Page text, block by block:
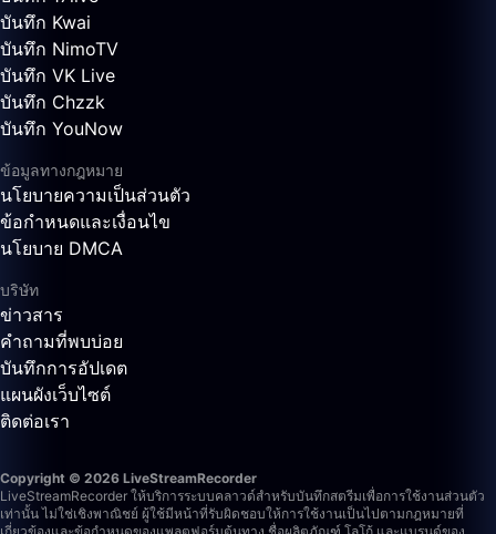
บันทึก Kwai
บันทึก NimoTV
บันทึก VK Live
บันทึก Chzzk
บันทึก YouNow
ข้อมูลทางกฎหมาย
นโยบายความเป็นส่วนตัว
ข้อกำหนดและเงื่อนไข
นโยบาย DMCA
บริษัท
ข่าวสาร
คำถามที่พบบ่อย
บันทึกการอัปเดต
แผนผังเว็บไซต์
ติดต่อเรา
Copyright © 2026 LiveStreamRecorder
LiveStreamRecorder ให้บริการระบบคลาวด์สำหรับบันทึกสตรีมเพื่อการใช้งานส่วนตัว
เท่านั้น ไม่ใช่เชิงพาณิชย์ ผู้ใช้มีหน้าที่รับผิดชอบให้การใช้งานเป็นไปตามกฎหมายที่